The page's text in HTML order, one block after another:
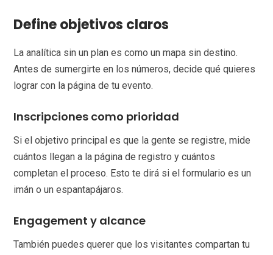
Define objetivos claros
La analítica sin un plan es como un mapa sin destino.
Antes de sumergirte en los números, decide qué quieres
lograr con la página de tu evento.
Inscripciones como prioridad
Si el objetivo principal es que la gente se registre, mide
cuántos llegan a la página de registro y cuántos
completan el proceso. Esto te dirá si el formulario es un
imán o un espantapájaros.
Engagement y alcance
También puedes querer que los visitantes compartan tu